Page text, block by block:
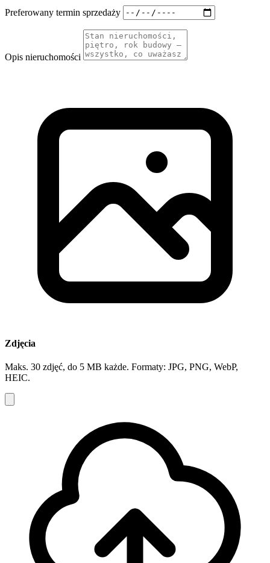
Preferowany termin sprzedaży
Opis nieruchomości
Zdjęcia
Maks. 30 zdjęć, do 5 MB każde. Formaty: JPG, PNG, WebP,
HEIC.